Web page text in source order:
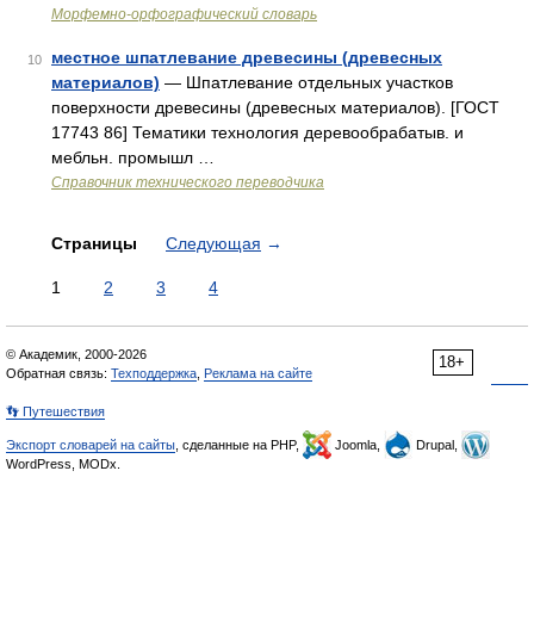
Морфемно-орфографический словарь
10
местное шпатлевание древесины (древесных
материалов) — Шпатлевание отдельных участков
поверхности древесины (древесных материалов). [ГОСТ
17743 86] Тематики технология деревообрабатыв. и
мебльн. промышл …
Справочник технического переводчика
Страницы Следующая →
1 2 3 4
18+
© Академик, 2000-2026
Обратная связь: Техподдержка Реклама на сайте
👣 Путешествия
Экспорт словарей на сайты , сделанные на PHP, Joomla,
Drupal,
WordPress, MODx.